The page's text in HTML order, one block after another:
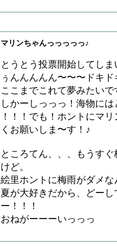
マリンちゃんっっっっっ♪
とうとう投票開始してし
ぅんんんんん〜〜〜ドキ
ここまでこれて夢みたい
しかーしっっっ！海物に
！！！でも！ホントにマ
くお願いしま〜す！♪
ところてん、、、もうす
けど。
絵里ホントに梅雨がダメ
夏が大好きだから、どー
ー！！！
おねがーーーいっっっ